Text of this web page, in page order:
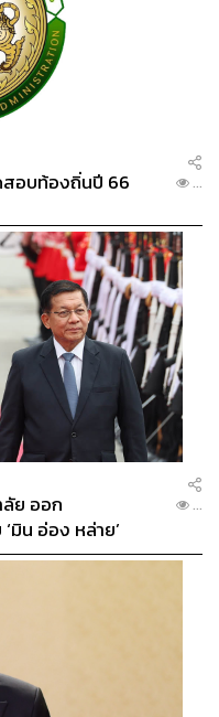
สอบท้องถิ่นปี 66 ...
ย ออก
มิน อ่อง หล่าย’
...